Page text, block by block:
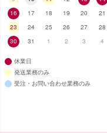
16
17 18 19 20 21
23
24 25 26 27 28
30
31 1 2 3 4
休業日
発送業務のみ
受注・お問い合わせ業務のみ